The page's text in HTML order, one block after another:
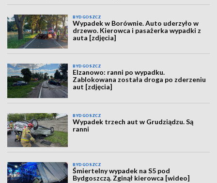
BYDGOSZCZ
Wypadek w Borównie. Auto uderzyło w
drzewo. Kierowca i pasażerka wypadki z
auta [zdjęcia]
BYDGOSZCZ
Elzanowo: ranni po wypadku.
Zablokowana została droga po zderzeniu
aut [zdjęcia]
BYDGOSZCZ
Wypadek trzech aut w Grudziądzu. Są
ranni
BYDGOSZCZ
Śmiertelny wypadek na S5 pod
Bydgoszczą. Zginął kierowca [wideo]